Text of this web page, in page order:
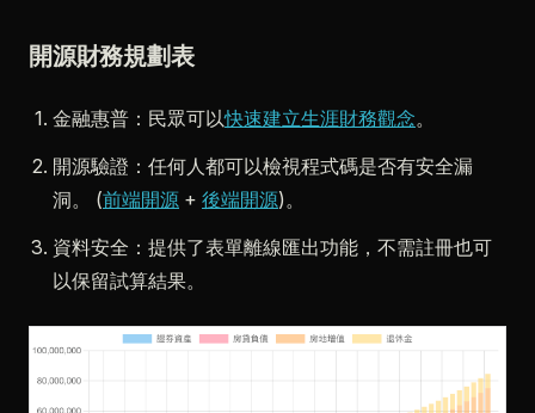
開源財務規劃表
金融惠普：民眾可以快速建立生涯財務觀念。
開源驗證：任何人都可以檢視程式碼是否有安全漏
洞。 (前端開源 + 後端開源)。
資料安全：提供了表單離線匯出功能，不需註冊也可
以保留試算結果。